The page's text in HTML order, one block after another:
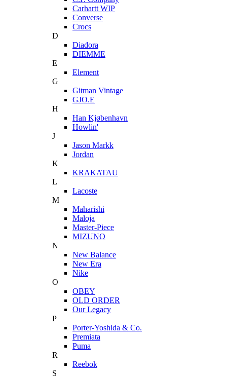
Carhartt WIP
Converse
Crocs
D
Diadora
DIEMME
E
Element
G
Gitman Vintage
GJO.E
H
Han Kjøbenhavn
Howlin'
J
Jason Markk
Jordan
K
KRAKATAU
L
Lacoste
M
Maharishi
Maloja
Master-Piece
MIZUNO
N
New Balance
New Era
Nike
O
OBEY
OLD ORDER
Our Legacy
P
Porter-Yoshida & Co.
Premiata
Puma
R
Reebok
S